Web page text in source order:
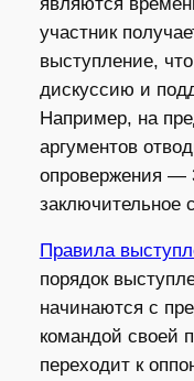
участник
выступление,
дискуссию и
Например, на
аргументов
опровержения —
заключительное
Правила
порядок
начинаются с
командой своей
переходит к